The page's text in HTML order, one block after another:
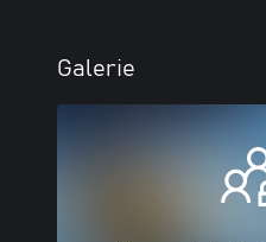
Galerie